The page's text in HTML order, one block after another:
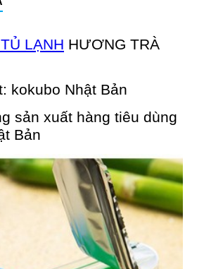
LẠNH HƯƠNG TRÀ
kokubo Nhật Bản
sản xuất hàng tiêu dùng
Bản